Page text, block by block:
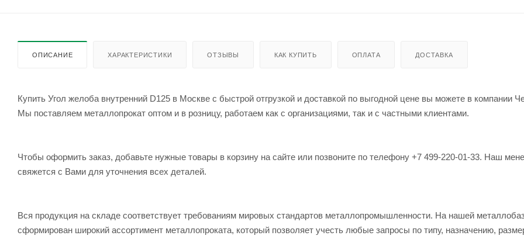
ОПИСАНИЕ ХАРАКТЕРИСТИКИ ОТЗЫВЫ КАК КУПИТЬ ОПЛАТА ДОСТАВКА
Купить Угол желоба внутренний D125 в Москве с быстрой отгрузкой и доставкой по выгодной цене вы можете в компании
Мы поставляем металлопрокат оптом и в розницу, работаем как с организациями, так и с частными клиентами.
Чтобы оформить заказ, добавьте нужные товары в корзину на сайте или позвоните по телефону +7 499-220-01-33. Наш
свяжется с Вами для уточнения всех деталей.
Вся продукция на складе соответствует требованиям мировых стандартов металлопромышленности. На нашей
сформирован широкий ассортимент металлопроката, который позволяет учесть любые запросы по типу, назначению,